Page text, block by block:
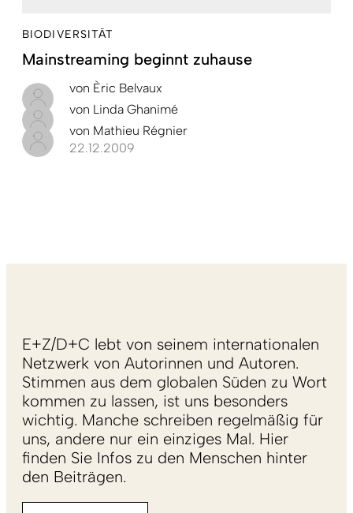
BIODIVERSITÄT
Mainstreaming beginnt zuhause
von Èric Belvaux
von Linda Ghanimé
von Mathieu Régnier
22.12.2009
E+Z/D+C lebt von seinem internationalen
Netzwerk von Autorinnen und Autoren.
Stimmen aus dem globalen Süden zu Wort
kommen zu lassen, ist uns besonders
wichtig. Manche schreiben regelmäßig für
uns, andere nur ein einziges Mal. Hier
finden Sie Infos zu den Menschen hinter
den Beiträgen.